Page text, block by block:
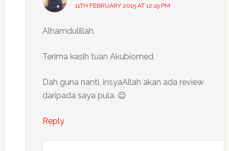
11TH FEBRUARY 2015 AT 12:19 PM
Alhamdulillah.
Terima kasih tuan Akubiomed.
Dah guna nanti, insyaAllah akan ada review
daripada saya pula. 😉
Reply